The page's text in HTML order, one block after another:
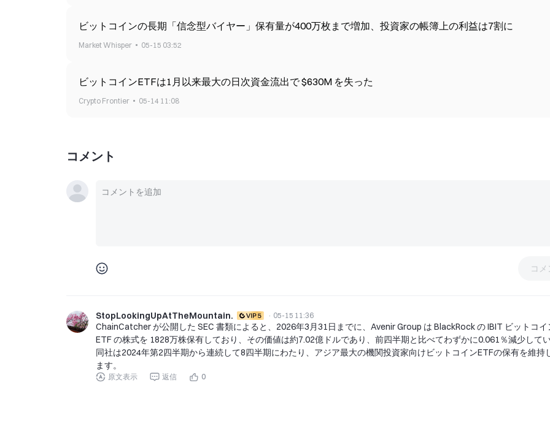
ビットコインの長期「信念型バイヤー」保有量が400万枚まで増加、投資家の帳簿上の利益は7割に
Market Whisper 05-15 03:52
ビットコインETFは1月以来最大の日次資金流出で $630M を失った
Crypto Frontier 05-14 11:08
コメント
コ
StopLookingUpAtTheMountain. · 05-15 11:36
ChainCatcher が公開した SEC 書類によると、2026年3月31日までに、Avenir Group は BlackRock の IBIT ビットコイ
ETF の株式を 1828万株保有しており、その価値は約7.02億ドルであり、前四半期と比べてわずかに0.061％減少して
同社は2024年第2四半期から連続して8四半期にわたり、アジア最大の機関投資家向けビットコインETFの保有を維持
ます。
原文表示 返信 0